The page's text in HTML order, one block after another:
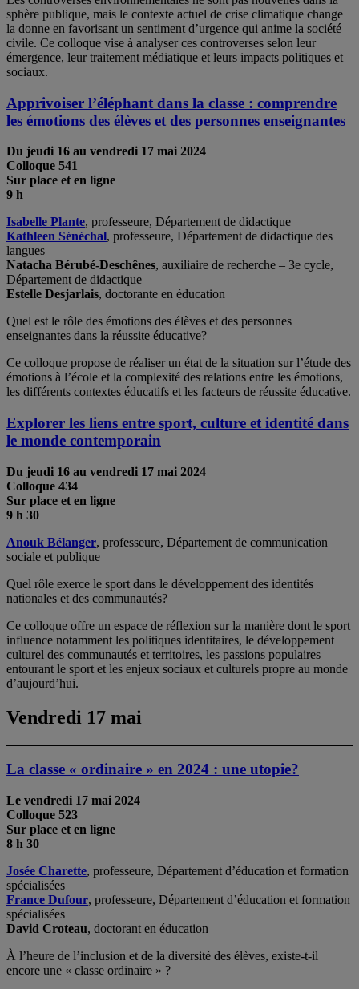
sphère publique, mais le contexte actuel de crise climatique change
la donne en favorisant un sentiment d’urgence qui anime la société
civile. Ce colloque vise à analyser ces controverses selon leur
émergence, leur traitement médiatique et leurs impacts politiques et
sociaux.
Apprivoiser l’éléphant dans la classe : comprendre
les émotions des élèves et des personnes enseignantes
Du jeudi 16 au vendredi 17 mai 2024
Colloque 541
Sur place et en ligne
9 h
Isabelle Plante, professeure, Département de didactique
Kathleen Sénéchal, professeure, Département de didactique des
langues
Natacha Bérubé-Deschênes, auxiliaire de recherche – 3e cycle,
Département de didactique
Estelle Desjarlais, doctorante en éducation
Quel est le rôle des émotions des élèves et des personnes
enseignantes dans la réussite éducative?
Ce colloque propose de réaliser un état de la situation sur l’étude des
émotions à l’école et la complexité des relations entre les émotions,
les différents contextes éducatifs et les facteurs de réussite éducative.
Explorer les liens entre sport, culture et identité dans
le monde contemporain
Du jeudi 16 au vendredi 17 mai 2024
Colloque 434
Sur place et en ligne
9 h 30
Anouk Bélanger, professeure, Département de communication
sociale et publique
Quel rôle exerce le sport dans le développement des identités
nationales et des communautés?
Ce colloque offre un espace de réflexion sur la manière dont le sport
influence notamment les politiques identitaires, le développement
culturel des communautés et territoires, les passions populaires
entourant le sport et les enjeux sociaux et culturels propre au monde
d’aujourd’hui.
Vendredi 17 mai
La classe « ordinaire » en 2024 : une utopie?
Le vendredi 17 mai 2024
Colloque 523
Sur place et en ligne
8 h 30
Josée Charette, professeure, Département d’éducation et formation
spécialisées
France Dufour, professeure, Département d’éducation et formation
spécialisées
David Croteau, doctorant en éducation
À l’heure de l’inclusion et de la diversité des élèves, existe-t-il
encore une « classe ordinaire » ?